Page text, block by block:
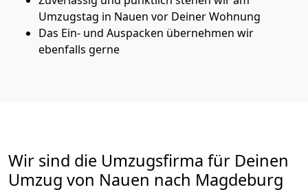
Umzugstag in Nauen vor Deiner Wohnung
Das Ein- und Auspacken übernehmen wir
ebenfalls gerne
Wir sind die Umzugsfirma für Deinen
Umzug von Nauen nach Magdeburg